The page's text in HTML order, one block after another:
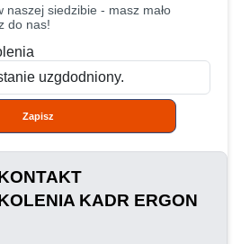
naszej siedzibie - masz mało
do nas!
Zapisz
KADR ERGON